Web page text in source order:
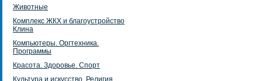
Животные
Комплекс ЖКХ и благоустройство
Клина
Компьютеры. Оргтехника.
Программы
Красота. Здоровье. Спорт
Культура и искусство. Религия